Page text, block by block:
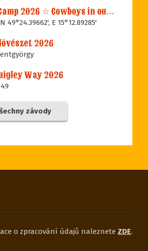
Tatanka Camp 2026 ☆ Cowboys in our Memories
49°24.39662', E 15°12.89285'
2026
Way 2026
závody
o zpracování údajů naleznete ZDE.